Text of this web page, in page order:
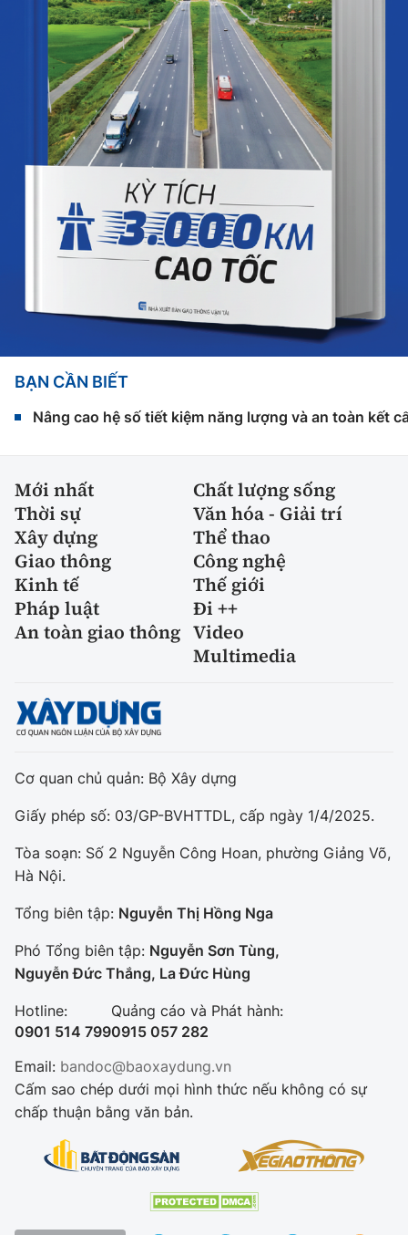
BẠN CẦN BIẾT
Nâng cao hệ số tiết kiệm năng lượng và an toàn kết
Mới nhất
Chất lượng sống
Thời sự
Văn hóa - Giải trí
Xây dựng
Thể thao
Giao thông
Công nghệ
Kinh tế
Thế giới
Pháp luật
Đi ++
An toàn giao thông Video
Multimedia
Cơ quan chủ quản: Bộ Xây dựng
Giấy phép số: 03/GP-BVHTTDL, cấp ngày 1/4/2025.
Tòa soạn: Số 2 Nguyễn Công Hoan, phường Giảng Võ,
Hà Nội.
Tổng biên tập: Nguyễn Thị Hồng Nga
Phó Tổng biên tập: Nguyễn Sơn Tùng,
Nguyễn Đức Thắng, La Đức Hùng
Hotline:
0901 514 799
Quảng cáo và Phát hành:
0915 057 282
Email: bandoc@baoxaydung.vn
Cấm sao chép dưới mọi hình thức nếu không có sự
chấp thuận bằng văn bản.